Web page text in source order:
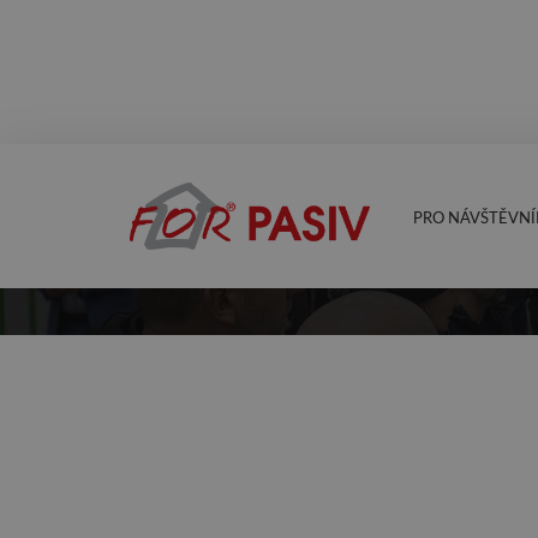
PRO
PARTNEŘI